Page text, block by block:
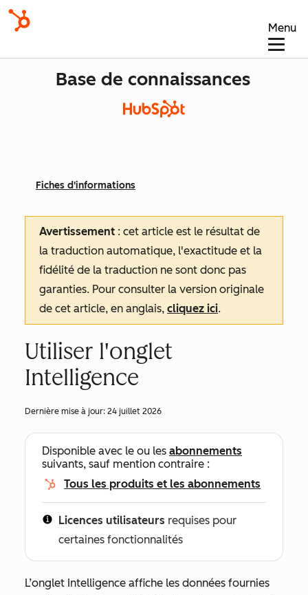
Menu
Base de connaissances
Fiches d'informations
Avertissement : cet article est le résultat de
la traduction automatique, l'exactitude et la
fidélité de la traduction ne sont donc pas
garanties. Pour consulter la version originale
de cet article, en anglais, cliquez ici.
Utiliser l'onglet
Intelligence
Dernière mise à jour: 24 juillet 2026
Disponible avec le ou les abonnements
suivants, sauf mention contraire :
Tous les produits et les abonnements
Licences utilisateurs requises pour
certaines fonctionnalités
L’onglet Intelligence affiche les données fournies